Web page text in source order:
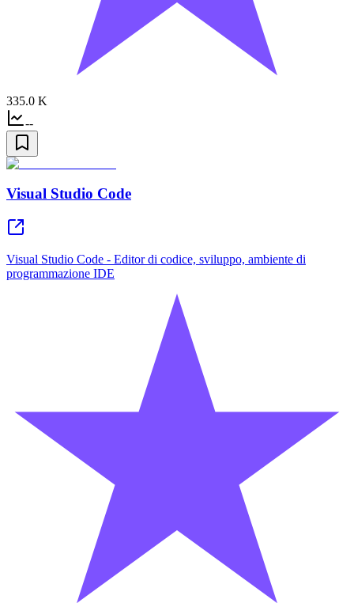
335.0 K
--
Visual Studio Code
Visual Studio Code - Editor di codice, sviluppo, ambiente di
programmazione IDE